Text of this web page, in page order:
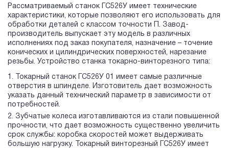
Рассматриваемый станок ГС526У имеет технические
характеристики, которые позволяют его использовать для
обработки деталей с классом точности П. Завод-
производитель выпускает эту модель в различных
исполнениях под заказ покупателя, назначение – точение
конических и цилиндрических поверхностей, нарезание
резьбы. Устройство станка токарно-винторезного типа:
Токарный станок ГС526У 01 имеет самые различные
отверстия в шпинделе. Изготовитель дает возможность
указать данный технический параметр в зависимости от
потребностей.
Зубчатые колеса изготавливаются из стали повышенной
прочности, что дает возможность существенно увеличить
срок службы: коробка скоростей может выдерживать
большую нагрузку. Токарный винторезный ГС526У имеет